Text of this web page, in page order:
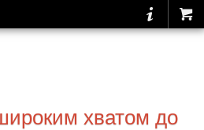
хватом до